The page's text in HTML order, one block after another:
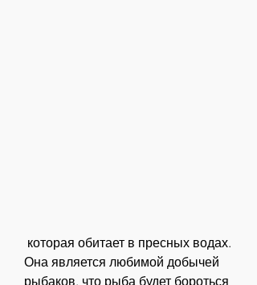
Она является любимой добычей
рыбаков, что рыба будет бороться